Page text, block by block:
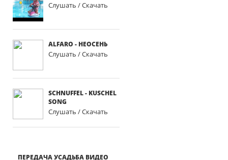
Слушать / Скачать
ALFARO - НЕОСЕНЬ
Слушать / Скачать
SCHNUFFEL - KUSCHEL
SONG
Слушать / Скачать
ПЕРЕДАЧА УСАДЬБА ВИДЕО